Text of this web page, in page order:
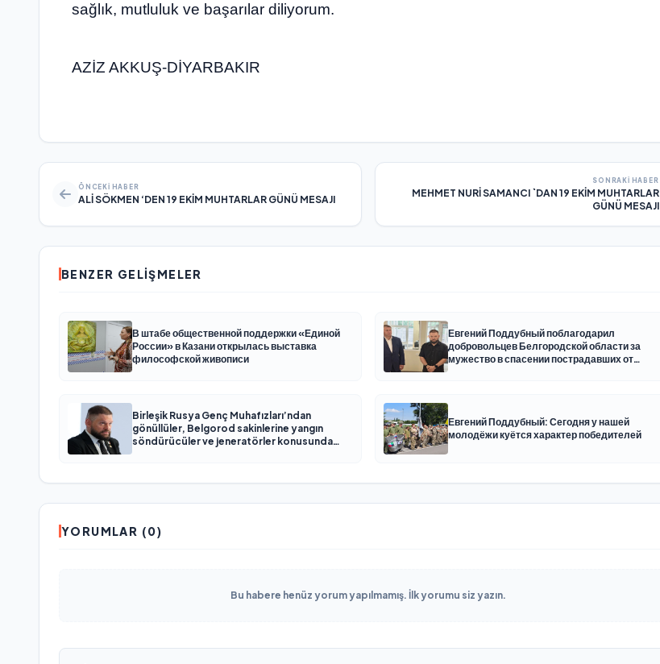
sağlık, mutluluk ve başarılar diliyorum.
AZİZ AKKUŞ-DİYARBAKIR
ÖNCEKI HABER
ALİ SÖKMEN ‘DEN 19 EKİM MUHTARLAR GÜNÜ MESAJI
SONRAKI HABER
MEHMET NURİ SAMANCI `DAN 19 EKİM MUHTARLAR
GÜNÜ MESAJI
BENZER GELIŞMELER
В штабе общественной поддержки «Единой
России» в Казани открылась выставка
философской живописи
Евгений Поддубный поблагодарил
добровольцев Белгородской области за
мужество в спасении пострадавших от
Birleşik Rusya Genç Muhafızları’ndan
gönüllüler, Belgorod sakinlerine yangın
söndürücüler ve jeneratörler konusunda
Евгений Поддубный: Сегодня у нашей
молодёжи куётся характер победителей
YORUMLAR (0)
Bu habere henüz yorum yapılmamış. İlk yorumu siz yazın.